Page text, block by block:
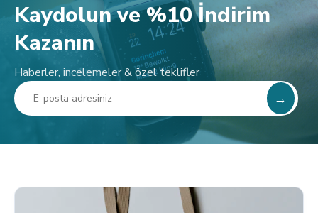
Kaydolun ve %10 İndirim
Kazanın
Haberler, incelemeler & özel teklifler
→